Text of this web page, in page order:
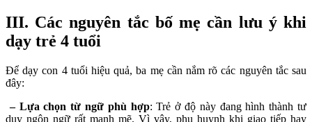
III. Các nguyên tắc bố mẹ cần lưu ý khi
dạy trẻ 4 tuổi
Để dạy con 4 tuổi hiệu quả, ba mẹ cần nắm rõ các nguyên tắc sau
đây:
– Lựa chọn từ ngữ phù hợp: Trẻ ở độ này đang hình thành tư
duy ngôn ngữ rất mạnh mẽ. Vì vậy, phụ huynh khi giao tiếp hay